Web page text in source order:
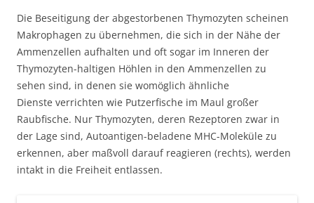
Die Beseitigung der abgestorbenen Thymozyten scheinen
Makrophagen zu übernehmen, die sich in der Nähe der
Ammenzellen aufhalten und oft sogar im Inneren der
Thymozyten-haltigen Höhlen in den Ammenzellen zu
sehen sind, in denen sie womöglich ähnliche
Dienste verrichten wie Putzerfische im Maul großer
Raubfische. Nur Thymozyten, deren Rezeptoren zwar in
der Lage sind, Autoantigen-beladene MHC-Moleküle zu
erkennen, aber maßvoll darauf reagieren (rechts), werden
intakt in die Freiheit entlassen.